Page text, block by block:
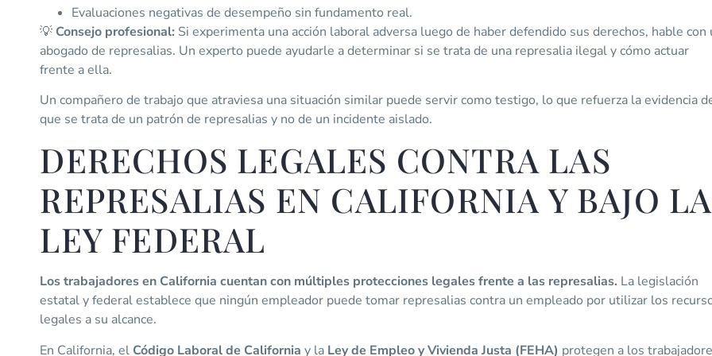
Evaluaciones negativas de desempeño sin fundamento real.
💡 Consejo profesional: Si experimenta una acción laboral adversa luego de haber defendido sus derechos, hable con
abogado de represalias. Un experto puede ayudarle a determinar si se trata de una represalia ilegal y cómo actuar
frente a ella.
Un compañero de trabajo que atraviesa una situación similar puede servir como testigo, lo que refuerza la evidencia
que se trata de un patrón de represalias y no de un incidente aislado.
DERECHOS LEGALES CONTRA LAS
REPRESALIAS EN CALIFORNIA Y BAJO LA
LEY FEDERAL
Los trabajadores en California cuentan con múltiples protecciones legales frente a las represalias. La legislación
estatal y federal establece que ningún empleador puede tomar represalias contra un empleado por utilizar los
legales a su alcance.
En California, el Código Laboral de California y la Ley de Empleo y Vivienda Justa (FEHA) protegen a los